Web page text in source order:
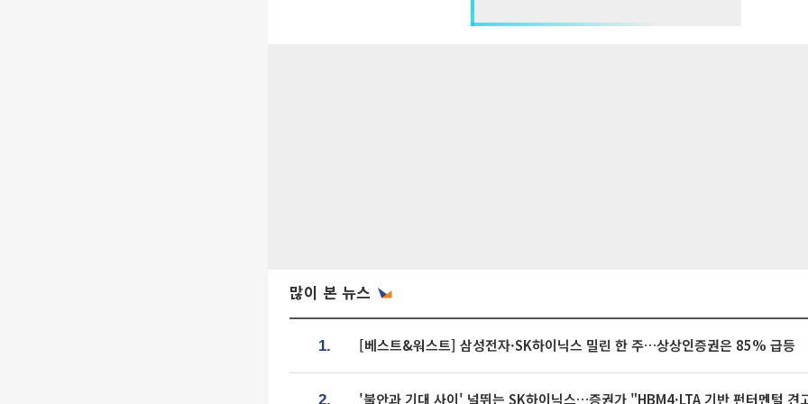
많이 본 뉴스
1. [베스트&워스트] 삼성전자·SK하이닉스 밀린 한 주…상상인증권은 85% 급등
2. '불안과 기대 사이' 널뛰는 SK하이닉스…증권가 "HBM4·LTA 기반 펀터멘털 견